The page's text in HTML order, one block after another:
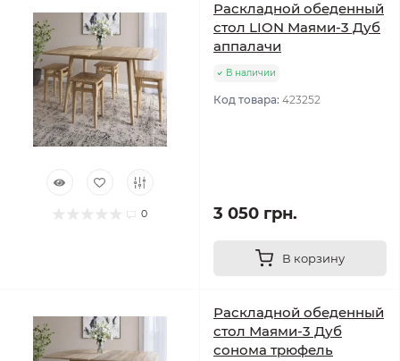
0
Раскладной обеденный
стол LION Маями-3 Дуб
аппалачи
В наличии
Код товара: 423252
3 050 грн.
В корзину
Раскладной обеденный
стол Маями-3 Дуб
сонома трюфель